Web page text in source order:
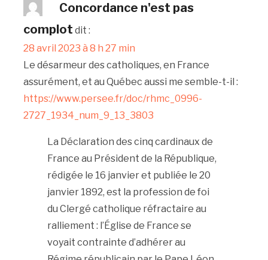
Concordance n'est pas
complot dit :
28 avril 2023 à 8 h 27 min
Le désarmeur des catholiques, en France
assurément, et au Québec aussi me semble-t-il :
https://www.persee.fr/doc/rhmc_0996-
2727_1934_num_9_13_3803
La Déclaration des cinq cardinaux de
France au Président de la République,
rédigée le 16 janvier et publiée le 20
janvier 1892, est la profession de foi
du Clergé catholique réfractaire au
ralliement : l’Église de France se
voyait contrainte d’adhérer au